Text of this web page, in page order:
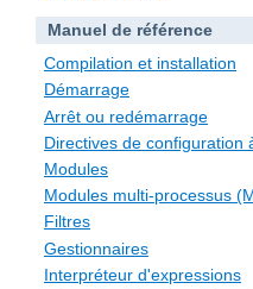
Manuel de référence
Compilation et installation
Démarrage
Arrêt ou redémarrage
Directives de configuration
Modules
Modules multi-processus
Filtres
Gestionnaires
Interpréteur d'expressions